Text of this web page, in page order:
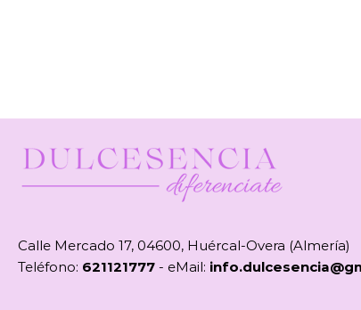
Calle Mercado 17, 04600, Huércal-Overa (Almería)
Teléfono: 621121777 - eMail: